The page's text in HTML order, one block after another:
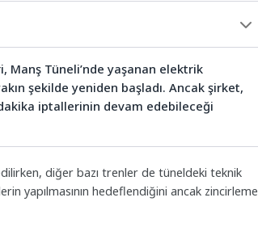
Manş Tüneli’nde yaşanan elektrik
şekilde yeniden başladı. Ancak şirket,
iptallerinin devam edebileceği
diğer bazı trenler de tüneldeki teknik
yapılmasının hedeflendiğini ancak zincirleme